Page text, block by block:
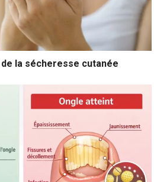
la sécheresse cutanée